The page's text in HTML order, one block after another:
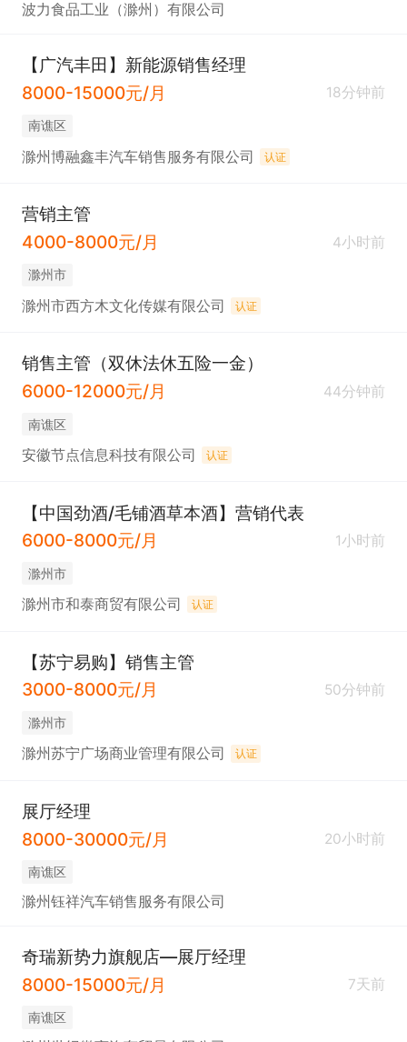
波力食品工业（滁州）有限公司
【广汽丰田】新能源销售经理
8000-15000元/月
18分钟前
南谯区
滁州博融鑫丰汽车销售服务有限公司 认证
营销主管
4000-8000元/月
4小时前
滁州市
滁州市西方木文化传媒有限公司 认证
销售主管（双休法休五险一金）
6000-12000元/月
44分钟前
南谯区
安徽节点信息科技有限公司 认证
【中国劲酒/毛铺酒草本酒】营销代表
6000-8000元/月
1小时前
滁州市
滁州市和泰商贸有限公司 认证
【苏宁易购】销售主管
3000-8000元/月
50分钟前
滁州市
滁州苏宁广场商业管理有限公司 认证
展厅经理
8000-30000元/月
20小时前
南谯区
滁州钰祥汽车销售服务有限公司
奇瑞新势力旗舰店—展厅经理
8000-15000元/月
7天前
南谯区